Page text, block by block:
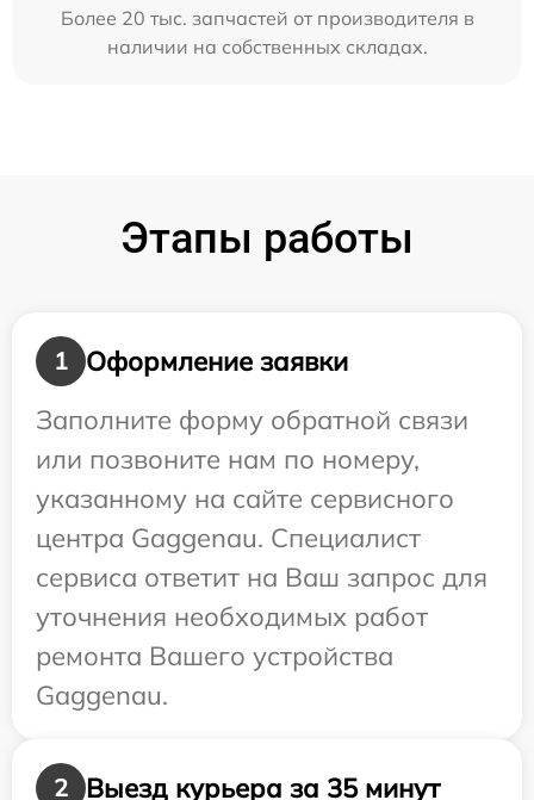
Более 20 тыс. запчастей от производителя в
наличии на собственных складах.
Этапы работы
1
Оформление заявки
Заполните форму обратной связи
или позвоните нам по номеру,
указанному на сайте сервисного
центра Gaggenau. Специалист
сервиса ответит на Ваш запрос для
уточнения необходимых работ
ремонта Вашего устройства
Gaggenau.
2 Выезд курьера за 35 минут